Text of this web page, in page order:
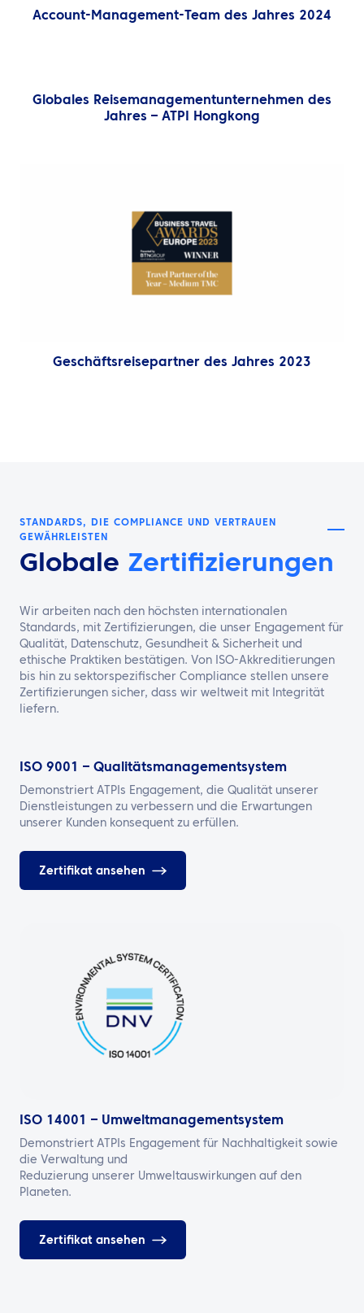
Account-Management-Team des Jahres 2024
Globales Reisemanagementunternehmen des
Jahres – ATPI Hongkong
Geschäftsreisepartner des Jahres 2023
STANDARDS, DIE COMPLIANCE UND VERTRAUEN
GEWÄHRLEISTEN
Globale Zertifizierungen
Wir arbeiten nach den höchsten internationalen
Standards, mit Zertifizierungen, die unser Engagement für
Qualität, Datenschutz, Gesundheit & Sicherheit und
ethische Praktiken bestätigen. Von ISO-Akkreditierungen
bis hin zu sektorspezifischer Compliance stellen unsere
Zertifizierungen sicher, dass wir weltweit mit Integrität
liefern.
ISO 9001 – Qualitätsmanagementsystem
Demonstriert ATPIs Engagement, die Qualität unserer
Dienstleistungen zu verbessern und die Erwartungen
unserer Kunden konsequent zu erfüllen.
Zertifikat ansehen
ISO 14001 – Umweltmanagementsystem
Demonstriert ATPIs Engagement für Nachhaltigkeit sowie
die Verwaltung und
Reduzierung unserer Umweltauswirkungen auf den
Planeten.
Zertifikat ansehen